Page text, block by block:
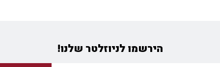
הירשמו לניוזלטר שלנו!